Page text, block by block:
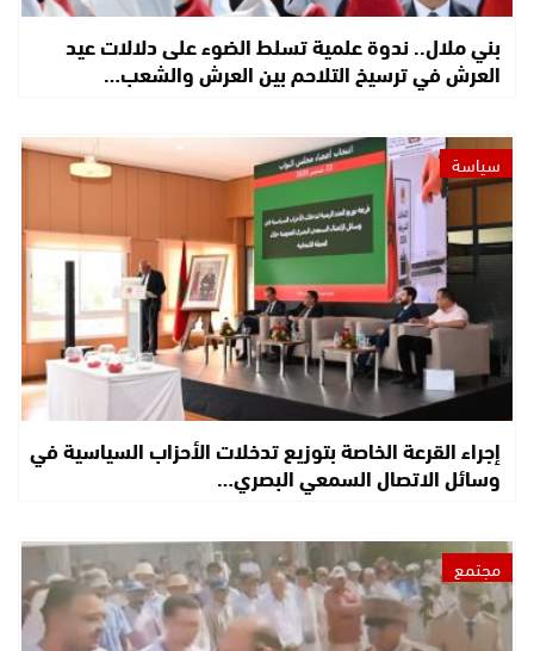
بني ملال.. ندوة علمية تسلط الضوء على دلالات عيد
العرش في ترسيخ التلاحم بين العرش والشعب…
سياسة
إجراء القرعة الخاصة بتوزيع تدخلات الأحزاب السياسية في
وسائل الاتصال السمعي البصري…
مجتمع